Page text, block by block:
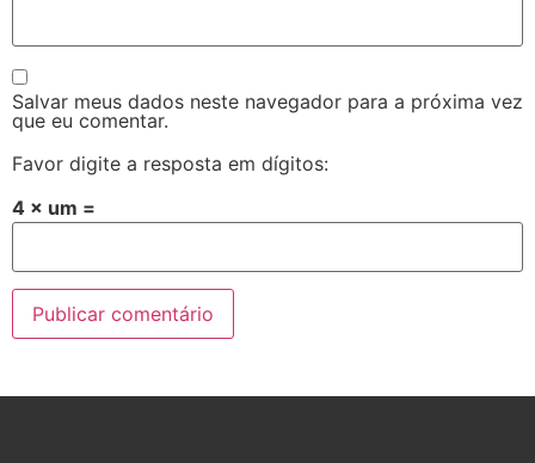
Salvar meus dados neste navegador para a próxima vez
que eu comentar.
Favor digite a resposta em dígitos:
4 × um =